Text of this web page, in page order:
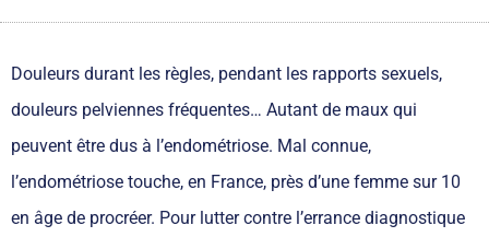
Douleurs durant les règles, pendant les rapports sexuels,
douleurs pelviennes fréquentes… Autant de maux qui
peuvent être dus à l’endométriose. Mal connue,
l’endométriose touche, en France, près d’une femme sur 10
en âge de procréer. Pour lutter contre l’errance diagnostique